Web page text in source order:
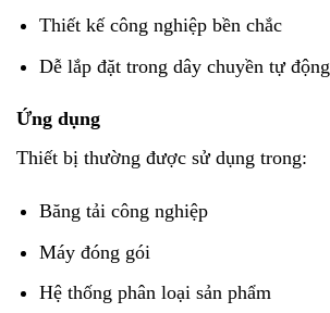
Thiết kế công nghiệp bền chắc
Dễ lắp đặt trong dây chuyền tự động
Ứng dụng
Thiết bị thường được sử dụng trong:
Băng tải công nghiệp
Máy đóng gói
Hệ thống phân loại sản phẩm